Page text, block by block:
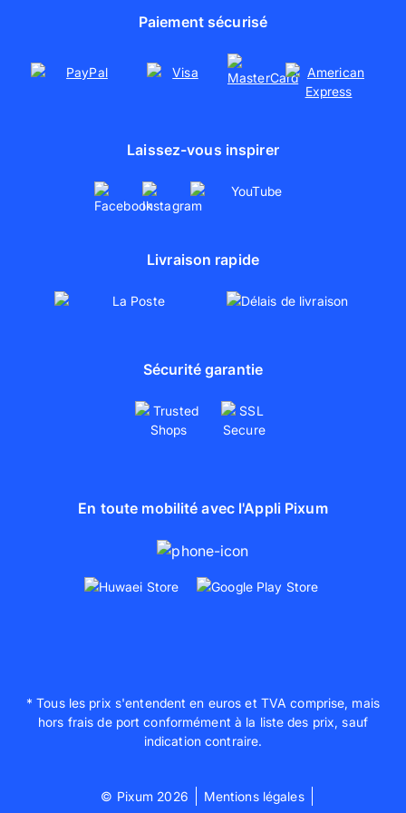
Paiement sécurisé
Laissez-vous inspirer
Livraison rapide
Sécurité garantie
En toute mobilité avec l'Appli Pixum
* Tous les prix s'entendent en euros et TVA comprise, mais
hors frais de port conformément à la liste des prix, sauf
indication contraire.
© Pixum 2026 Mentions légales